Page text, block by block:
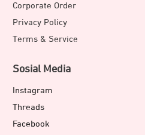
Corporate Order
Privacy Policy
Terms & Service
Sosial Media
Instagram
Threads
Facebook